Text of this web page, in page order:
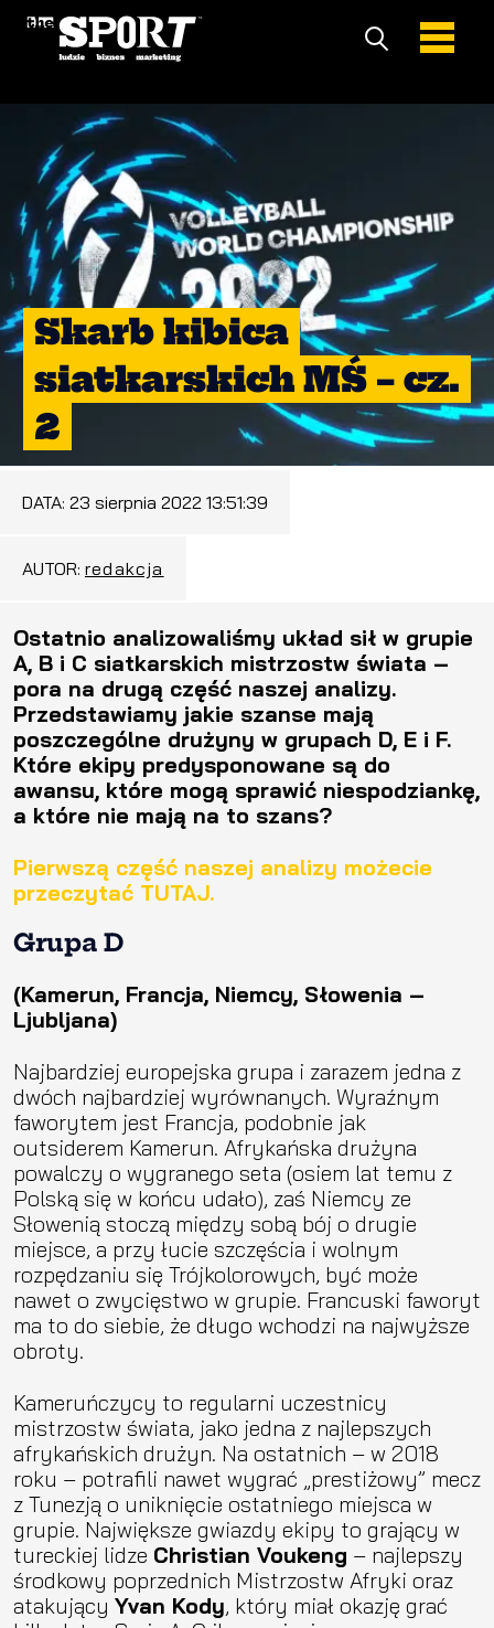
Skarb kibica
siatkarskich MŚ – cz.
2
DATA: 23 sierpnia 2022 13:51:39
AUTOR: redakcja
Ostatnio analizowaliśmy układ sił w grupie
A, B i C siatkarskich mistrzostw świata –
pora na drugą część naszej analizy.
Przedstawiamy jakie szanse mają
poszczególne drużyny w grupach D, E i F.
Które ekipy predysponowane są do
awansu, które mogą sprawić niespodziankę,
a które nie mają na to szans?
Pierwszą część naszej analizy możecie
przeczytać TUTAJ.
Grupa D
(Kamerun, Francja, Niemcy, Słowenia –
Ljubljana)
Najbardziej europejska grupa i zarazem jedna z
dwóch najbardziej wyrównanych. Wyraźnym
faworytem jest Francja, podobnie jak
outsiderem Kamerun. Afrykańska drużyna
powalczy o wygranego seta (osiem lat temu z
Polską się w końcu udało), zaś Niemcy ze
Słowenią stoczą między sobą bój o drugie
miejsce, a przy łucie szczęścia i wolnym
rozpędzaniu się Trójkolorowych, być może
nawet o zwycięstwo w grupie. Francuski faworyt
ma to do siebie, że długo wchodzi na najwyższe
obroty.
Kameruńczycy to regularni uczestnicy
mistrzostw świata, jako jedna z najlepszych
afrykańskich drużyn. Na ostatnich – w 2018
roku – potrafili nawet wygrać „prestiżowy” mecz
z Tunezją o uniknięcie ostatniego miejsca w
grupie. Największe gwiazdy ekipy to grający w
tureckiej lidze Christian Voukeng – najlepszy
środkowy poprzednich Mistrzostw Afryki oraz
atakujący Yvan Kody, który miał okazję grać